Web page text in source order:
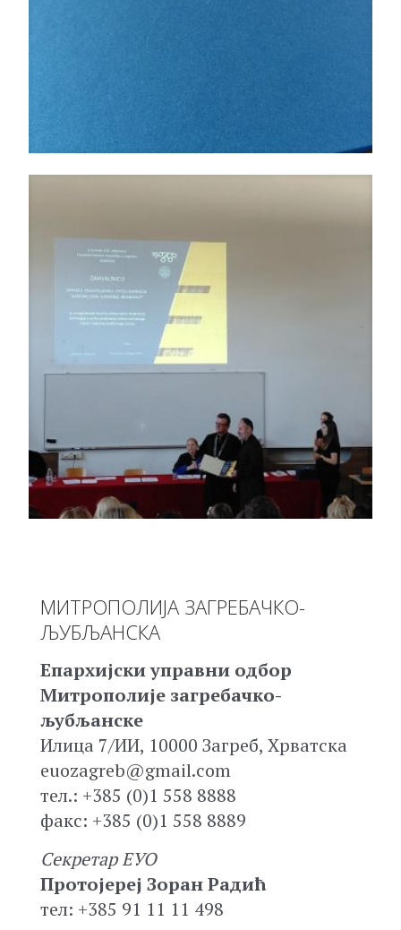
МИТРОПОЛИЈА ЗАГРЕБАЧКО-
ЉУБЉАНСКА
Епархијски управни одбор
Митрополије загребачко-
љубљанске
Илица 7/ИИ, 10000 Загреб, Хрватска
euozagreb@gmail.com
тел.: +385 (0)1 558 8888
факс: +385 (0)1 558 8889
Секретар ЕУО
Протојереј Зоран Радић
тел: +385 91 11 11 498